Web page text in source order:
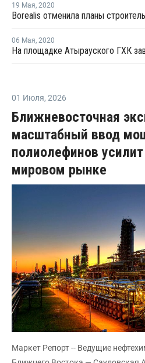
19 Мая, 2020
06 Мая, 2020
01 Июля, 2026
Ближневосточная
масштабный ввод
полиолефинов
мировом рынке
Маркет Репорт -- Ведущие